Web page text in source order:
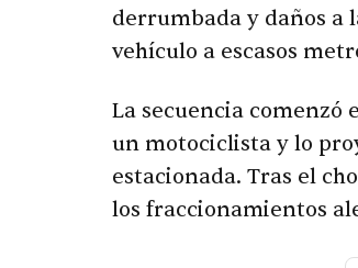
derrumbada y daños
vehículo a escasos
La secuencia comenzó
un motociclista y lo
estacionada. Tras el
los fraccionamientos